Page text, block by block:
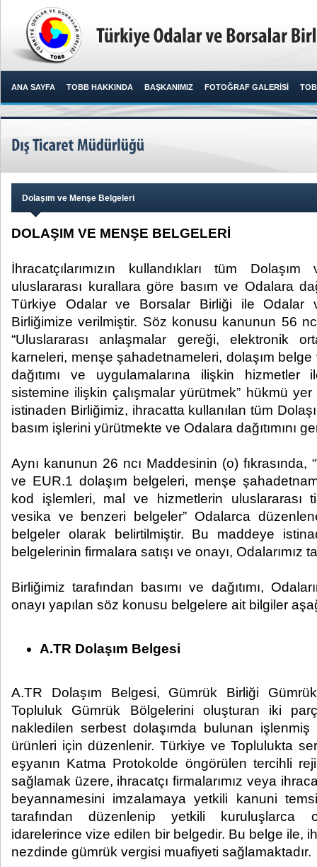
ANA SAYFA TOBB HAKKINDA BAŞKANIMIZ FOTOĞRAF GALERİSİ
Dolaşım ve Menşe Belgeleri
DOLAŞIM VE MENŞE BELGELERİ
İhracatçılarımızın kullandıkları tüm
uluslararası kurallara göre basım ve Odalara
Türkiye Odalar ve Borsalar Birliği ile Odalar
Birliğimize verilmiştir. Söz konusu kanunun 56
“Uluslararası anlaşmalar gereği, elektronik
karneleri, menşe şahadetnameleri, dolaşım belge
dağıtımı ve uygulamalarına ilişkin
sistemine ilişkin çalışmalar yürütmek” hükmü
istinaden Birliğimiz, ihracatta kullanılan tüm
basım işlerini yürütmekte ve Odalara dağıtımını
Aynı kanunun 26 ncı Maddesinin (o) fıkrasında,
ve EUR.1 dolaşım belgeleri, menşe
kod işlemleri, mal ve hizmetlerin uluslararası
vesika ve benzeri belgeler” Odalarca
belgeler olarak belirtilmiştir. Bu maddeye
belgelerinin firmalara satışı ve onayı, Odalarımız
Birliğimiz tarafından basımı ve dağıtımı,
onayı yapılan söz konusu belgelere ait bilgiler
A.TR Dolaşım Belgesi
A.TR Dolaşım Belgesi, Gümrük Birliği
Topluluk Gümrük Bölgelerini oluşturan iki
nakledilen serbest dolaşımda bulunan
ürünleri için düzenlenir. Türkiye ve Toplulukta
eşyanın Katma Protokolde öngörülen tercihli
sağlamak üzere, ihracatçı firmalarımız veya
beyannamesini imzalamaya yetkili kanuni
tarafından düzenlenip yetkili kuruluşlarca
idarelerince vize edilen bir belgedir. Bu belge ile,
nezdinde gümrük vergisi muafiyeti sağlamaktadır.